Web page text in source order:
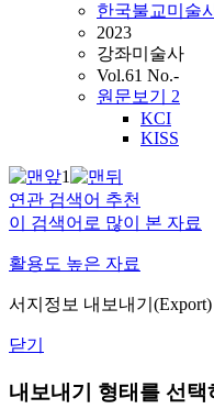
한국불교미술
2023
강좌미술사
Vol.61 No.-
원문보기 2
KCI
KISS
1
연관 검색어 추천
이 검색어로 많이 본 자료
활용도 높은 자료
서지정보 내보내기(Export)
닫기
내보내기 형태를 선택